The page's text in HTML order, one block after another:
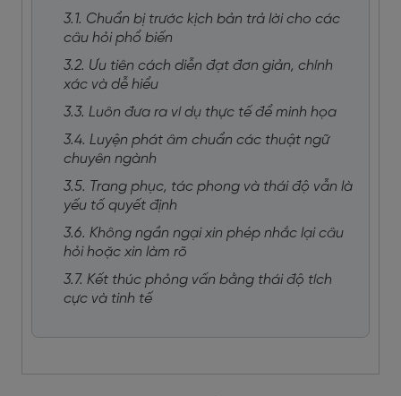
3.1. Chuẩn bị trước kịch bản trả lời cho các
câu hỏi phổ biến
3.2. Ưu tiên cách diễn đạt đơn giản, chính
xác và dễ hiểu
3.3. Luôn đưa ra ví dụ thực tế để minh họa
3.4. Luyện phát âm chuẩn các thuật ngữ
chuyên ngành
3.5. Trang phục, tác phong và thái độ vẫn là
yếu tố quyết định
3.6. Không ngần ngại xin phép nhắc lại câu
hỏi hoặc xin làm rõ
3.7. Kết thúc phỏng vấn bằng thái độ tích
cực và tinh tế